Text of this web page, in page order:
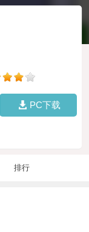
PC下载
排行